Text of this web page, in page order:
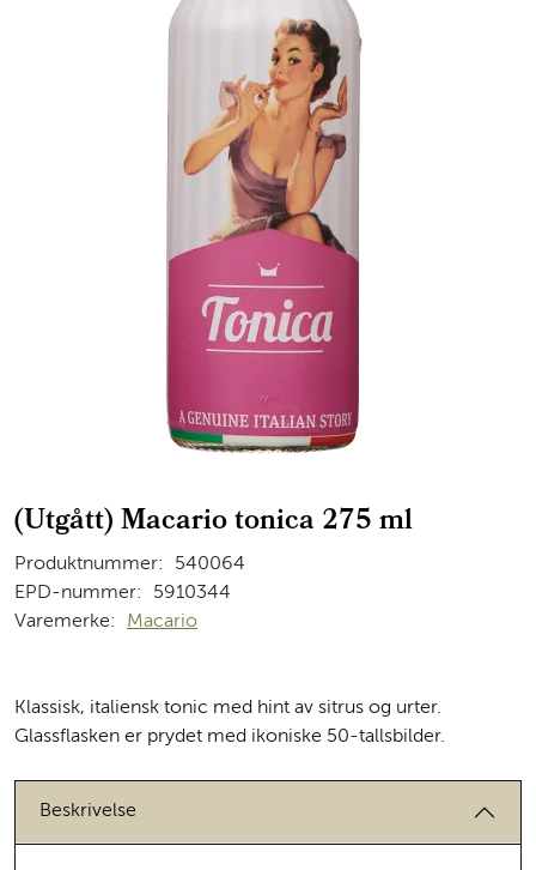
(Utgått) Macario tonica 275 ml
Produktnummer:
540064
EPD-nummer:
5910344
Varemerke:
Macario
Klassisk, italiensk tonic med hint av sitrus og urter.
Glassflasken er prydet med ikoniske 50-tallsbilder.
Beskrivelse